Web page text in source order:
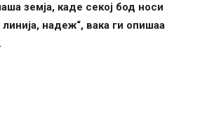
земја, каде секој бод носи
надеж“, вака ги опишаа